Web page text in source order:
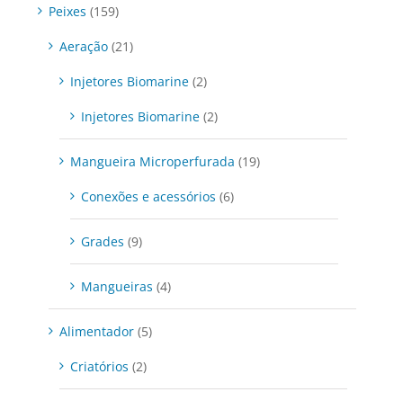
Peixes (159)
Aeração (21)
Injetores Biomarine (2)
Injetores Biomarine (2)
Mangueira Microperfurada (19)
Conexões e acessórios (6)
Grades (9)
Mangueiras (4)
Alimentador (5)
Criatórios (2)